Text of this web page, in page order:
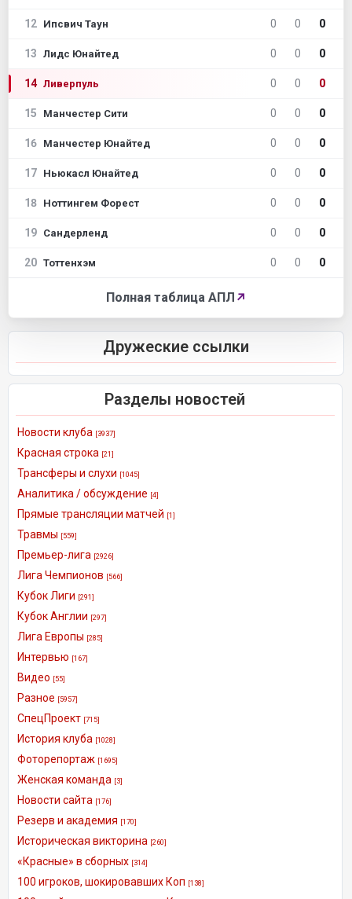
12 Ипсвич Таун 0 0 0
13 Лидс Юнайтед 0 0 0
14 Ливерпуль 0 0 0
15 Манчестер Сити 0 0 0
16 Манчестер Юнайтед 0 0 0
17 Ньюкасл Юнайтед 0 0 0
18 Ноттингем Форест 0 0 0
19 Сандерленд 0 0 0
20 Тоттенхэм 0 0 0
Полная таблица АПЛ ↗
Дружеские ссылки
Разделы новостей
Новости клуба [3937]
Красная строка [21]
Трансферы и слухи [1045]
Аналитика / обсуждение [4]
Прямые трансляции матчей [1]
Травмы [559]
Премьер-лига [2926]
Лига Чемпионов [566]
Кубок Лиги [291]
Кубок Англии [297]
Лига Европы [285]
Интервью [167]
Видео [55]
Разное [5957]
СпецПроект [715]
История клуба [1028]
Фоторепортаж [1695]
Женская команда [3]
Новости сайта [176]
Резерв и академия [170]
Историческая викторина [260]
«Красные» в сборных [314]
100 игроков, шокировавших Коп [138]